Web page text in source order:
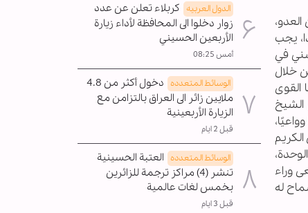
يجب
في
خلال
القوى
الشيخ
الكريم
وراء
له
الدول العربیه كربلاء تعلن عن عدد
زوار دخلوا الى المحافظة لأداء زيارة
الأربعين الحسيني
أمس 08:25
الوسائط المتعدده
دخول أكثر من 4.8
ملايين زائر الى العراق بالتزامن مع
الزيارة الأربعينية
قبل 2 ايام
الوسائط المتعدده العتبة الحسينية
تنشر (4) مراكز ترجمة للزائرين
بخمس لغات عالمية
قبل 3 ايام